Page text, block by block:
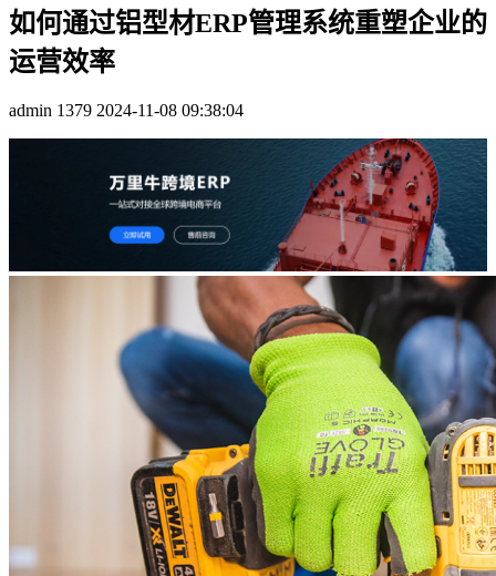
如何通过铝型材ERP管理系统重塑企业的
运营效率
admin 1379 2024-11-08 09:38:04